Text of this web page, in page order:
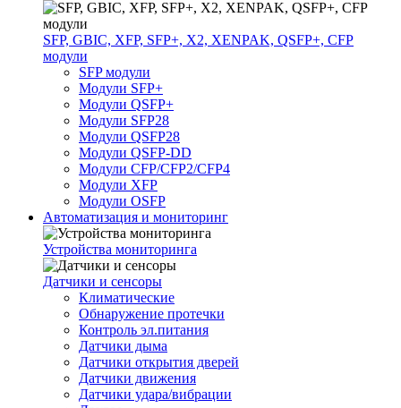
SFP, GBIC, XFP, SFP+, X2, XENPAK, QSFP+, CFP
модули
SFP модули
Модули SFP+
Модули QSFP+
Модули SFP28
Модули QSFP28
Модули QSFP-DD
Модули CFP/CFP2/CFP4
Модули XFP
Модули OSFP
Автоматизация и мониторинг
Устройства мониторинга
Датчики и сенсоры
Климатические
Обнаружение протечки
Контроль эл.питания
Датчики дыма
Датчики открытия дверей
Датчики движения
Датчики удара/вибрации